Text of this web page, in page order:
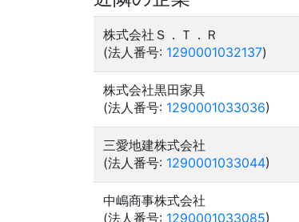
株式会社Ｓ．Ｔ．Ｒ
(法人番号: 1290001032137)
株式会社黒田家具
(法人番号: 1290001033036)
三愛地建株式会社
(法人番号: 1290001033044)
中嶋商事株式会社
(法人番号: 1290001033085)